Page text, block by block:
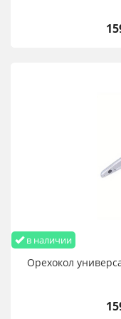
в наличии
Орехокол